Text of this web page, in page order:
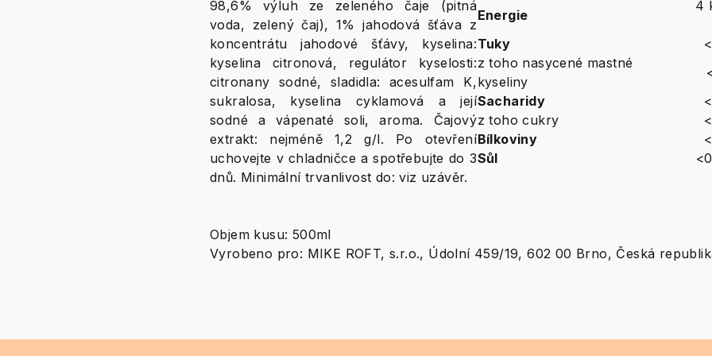
98,6% výluh ze zeleného čaje (pitná
voda, zelený čaj), 1% jahodová šťáva z
koncentrátu jahodové šťávy, kyselina:
kyselina citronová, regulátor kyselosti:
citronany sodné, sladidla: acesulfam K,
sukralosa, kyselina cyklamová a její
sodné a vápenaté soli, aroma. Čajový
extrakt: nejméně 1,2 g/l. Po otevření
uchovejte v chladničce a spotřebujte do 3
dnů. Minimální trvanlivost do: viz uzávěr.
Energie
4
Tuky
z toho nasycené mastné
kyseliny
Sacharidy
z toho cukry
Bílkoviny
Sůl
Objem kusu: 500ml
Vyrobeno pro: MIKE ROFT, s.r.o., Údolní 459/19, 602 00 Brno, Česká